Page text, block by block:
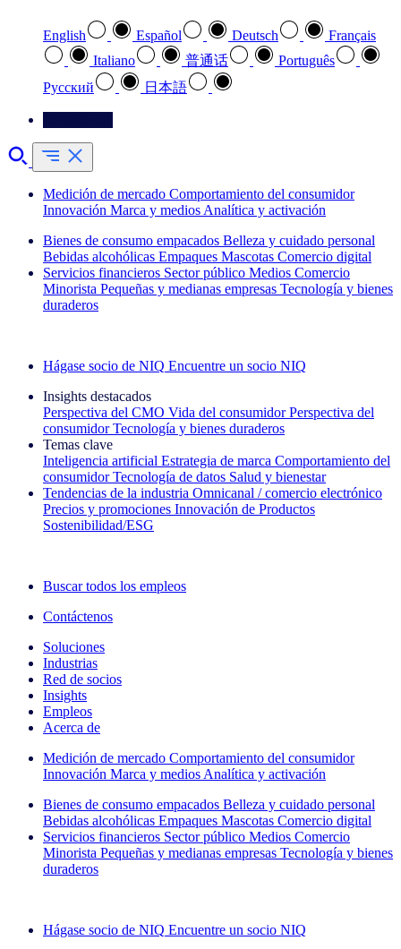
English Español Deutsch
Français
Italiano
普通话
Português
Pусский
日本語
Medición de mercado Comportamiento del consumidor
Innovación Marca y medios Analítica y activación
Bienes de consumo empacados Belleza y cuidado personal
Bebidas alcohólicas Empaques Mascotas Comercio digital
Servicios financieros Sector público Medios Comercio
Minorista Pequeñas y medianas empresas Tecnología y bienes
duraderos
Hágase socio de NIQ Encuentre un socio NIQ
Insights destacados
Perspectiva del CMO Vida del consumidor Perspectiva del
consumidor Tecnología y bienes duraderos
Temas clave
Inteligencia artificial Estrategia de marca Comportamiento del
consumidor Tecnología de datos Salud y bienestar
Tendencias de la industria Omnicanal / comercio electrónico
Precios y promociones Innovación de Productos
Sostenibilidad/ESG
Buscar todos los empleos
Contáctenos
Soluciones
Industrias
Red de socios
Insights
Empleos
Acerca de
Medición de mercado Comportamiento del consumidor
Innovación Marca y medios Analítica y activación
Bienes de consumo empacados Belleza y cuidado personal
Bebidas alcohólicas Empaques Mascotas Comercio digital
Servicios financieros Sector público Medios Comercio
Minorista Pequeñas y medianas empresas Tecnología y bienes
duraderos
Hágase socio de NIQ Encuentre un socio NIQ